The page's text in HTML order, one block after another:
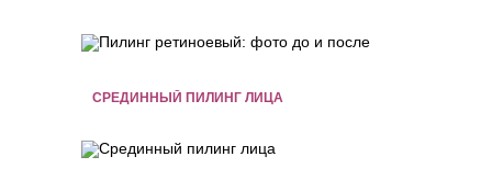
СРЕДИННЫЙ ПИЛИНГ ЛИЦА